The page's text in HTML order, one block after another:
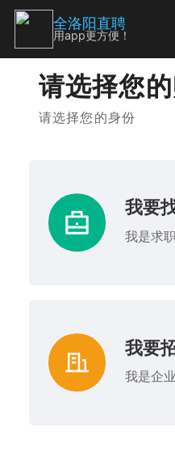
请选择您
请选择您的身份
我要
我是求
我要
我是企
全洛阳直聘
用app更方便！